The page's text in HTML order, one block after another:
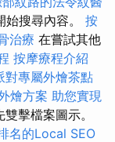
始搜尋內容。 按
治療 在嘗試其他
按摩療程介紹
對專屬外燴茶點
燴方案 助您實現
擊檔案圖示。
名的Local SEO